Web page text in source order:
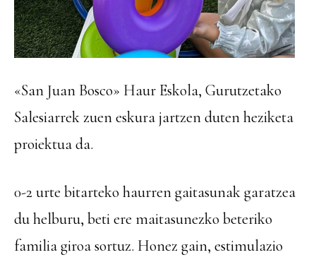
«San Juan Bosco» Haur Eskola, Gurutzetako
Salesiarrek zuen eskura jartzen duten heziketa
proiektua da.
0-2 urte bitarteko haurren gaitasunak garatzea
du helburu, beti ere maitasunezko beteriko
familia giroa sortuz. Honez gain, estimulazio